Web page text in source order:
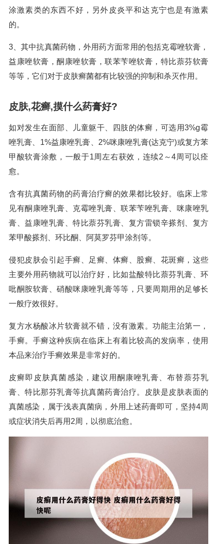
涂激素类的东西不好，另外皮炎平和达克宁也是有激素
的。
3、其中抗真菌药物，外用药方面常用的包括克霉唑软膏，
益康唑软膏，酮康唑软膏，联苯苄唑软膏，特比萘芬软膏
等等，它们对于皮肤癣菌都有比较强的抑制和杀灭作用。
皮肤,花癣,摸什么药膏好?
如对发生在面部、儿童躯干、四肢的体癣，可选用3%g霉
唑乳膏、1%益康唑乳膏、2%咪康唑乳膏(达克宁)或复方苯
甲酸软膏涂敷，一般于1周左右获效，连续2～4周可以痊
愈。
含有抗真菌药物的药膏治疗癣的效果都比较好。临床上常
见有酮康唑乳膏、克霉唑乳膏、联苯苄唑乳膏、咪康唑乳
膏、益康唑乳膏、特比萘芬乳膏、复方雷锁辛搽剂、复方
苯甲酸搽剂、环比酮、阿莫罗芬甲涂剂等。
侵犯皮肤会引起手癣、足癣、体癣、股癣、花斑癣，这些
主要外用药物就可以治疗好，比如盐酸特比萘芬乳膏、环
吡酮胺软膏、硝酸咪康唑乳膏等等，只要周期用的足够长
一般疗效很好。
复方水杨酸冰片软膏就不错，没有激素。功能主治第一，
手癣。手癣这种疾病在临床上有着比较高的发病率，使用
本品来治疗手癣效果是非常好的。
皮癣即皮肤真菌感染，建议用酮康唑乳膏、布替萘芬乳
膏、特比那芬乳膏等抗真菌药膏治疗。皮肤是皮肤表面的
真菌感染，属于浅表真菌病，外用上述药膏即可，坚持4周
或症状消失后再用2周，以彻底治愈。